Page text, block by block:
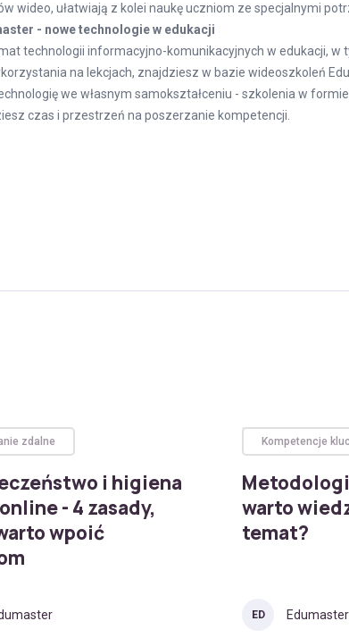
wideo, ułatwiają z kolei naukę uczniom ze specjalnymi
- nowe technologie w edukacji
technologii informacyjno-komunikacyjnych w edukacji, w
na lekcjach, znajdziesz w bazie wideoszkoleń
we własnym samokształceniu - szkolenia w
czas i przestrzeń na poszerzanie kompetencji.
zdalne
i higiena
- 4 zasady,
wpoić
Kompetencje
warto
temat?
ED Edumaster